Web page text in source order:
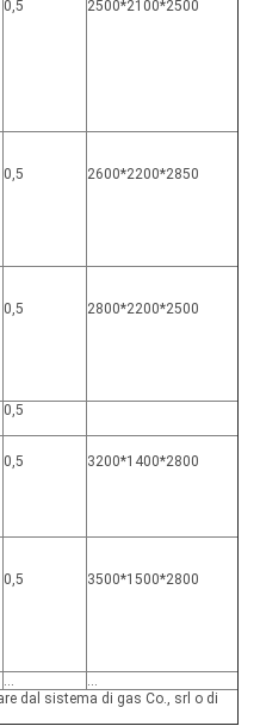
0,5 2500*2100*2500
0,5 2600*2200*2850
0,5 2800*2200*2500
0,5
0,5 3200*1400*2800
0,5 3500*1500*2800
…
…
dal sistema di gas Co., srl o di